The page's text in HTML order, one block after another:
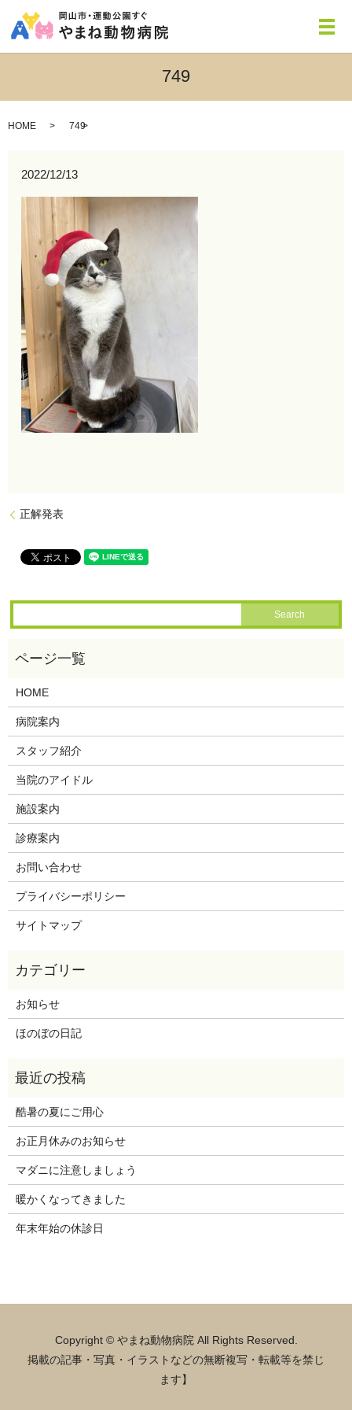
メ
749
HOME 749
2022/12/13
正解発表
HOME
病院案内
スタッフ紹介
当院のアイドル
施設案内
診療案内
お問い合わせ
プライバシーポリシー
サイトマップ
お知らせ
ほのぼの日記
酷暑の夏にご用心
お正月休みのお知らせ
マダニに注意しましょう
暖かくなってきました
年末年始の休診日
Copyright © やまね動物病院 All Rights Reserved.
掲載の記事・写真・イラストなどの無断複写・転載等を禁じ
ます】